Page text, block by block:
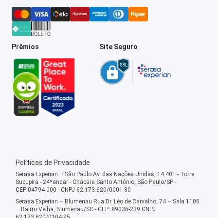
Prêmios Site Seguro
Políticas de Privacidade
Serasa Experian – São Paulo Av. das Nações Unidas, 14.401 - Torre
Sucupira - 24ºandar - Chácara Santo Antônio, São Paulo/SP -
CEP:04794-000 - CNPJ 62.173.620/0001-80
Serasa Experian – Blumenau Rua Dr. Léo de Carvalho, 74 – Sala 1105
– Bairro Velha, Blumenau/SC - CEP: 89036-239 CNPJ